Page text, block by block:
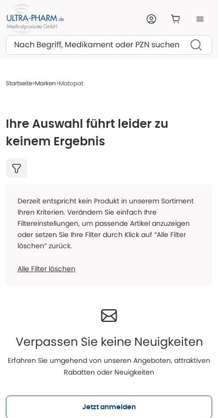
Suchen
Startseite Marken Matopat
Ihre Auswahl führt leider zu
keinem Ergebnis
Derzeit entspricht kein Produkt in unserem Sortiment
Ihren Kriterien. Verändern Sie einfach Ihre
Filtereinstellungen, um passende Artikel anzuzeigen
oder setzen Sie Ihre Filter durch Klick auf “Alle Filter
löschen” zurück.
Alle Filter löschen
Verpassen Sie keine Neuigkeiten
Erfahren Sie umgehend von unseren Angeboten, attraktiven
Rabatten oder Neuigkeiten
Jetzt anmelden